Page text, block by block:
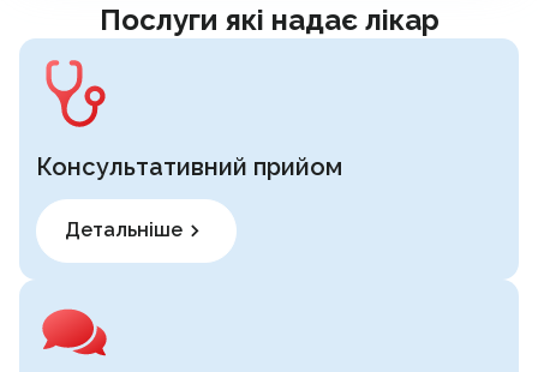
Послуги які надає лікар
Консультативний прийом
Детальніше